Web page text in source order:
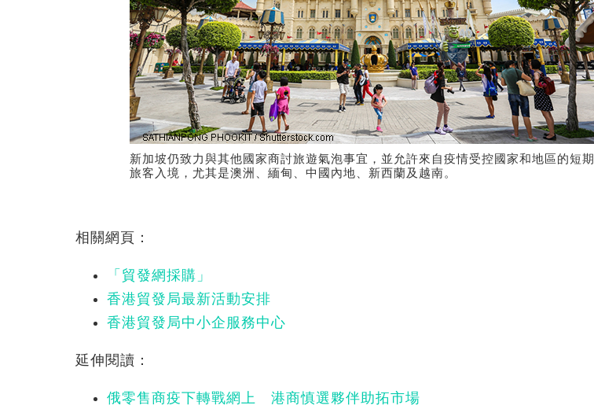
新加坡仍致力與其他國家商討旅遊氣泡事宜，並允許來自疫情受控國家和地區的短期
旅客入境，尤其是澳洲、緬甸、中國內地、新西蘭及越南。
相關網頁：
「貿發網採購」
香港貿發局最新活動安排
香港貿發局中小企服務中心
延伸閱讀：
俄零售商疫下轉戰網上 港商慎選夥伴助拓市場